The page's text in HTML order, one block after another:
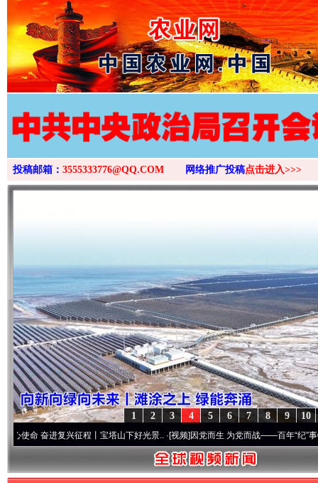
>
投稿邮箱： 3555333776@QQ.COM 网络推广投稿点击进入>>>
10
9
8
7
6
5
4
3
2
1
进复兴征程丨宝塔山下好光景..·[视频]因党而生 为党而战——百年“纪”事⑧加强纪